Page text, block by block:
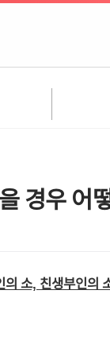
경우 어
소, 친생부인의